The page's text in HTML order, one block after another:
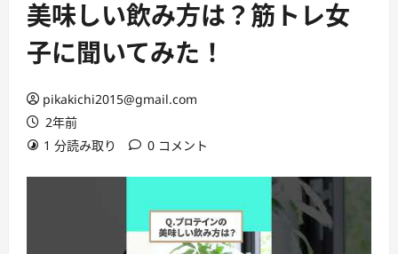
美味しい飲み方は？筋トレ女
子に聞いてみた！
pikakichi2015@gmail.com
2年前
1 分読み取り
0 コメント